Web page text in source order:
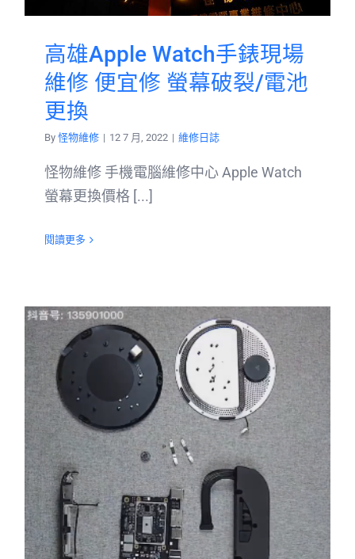
高雄Apple Watch手錶現場
維修 便宜修 螢幕破裂/電池
更換
By 怪物維修 | 12 7 月, 2022 | 維修日誌
怪物維修 手機電腦維修中心 Apple Watch
螢幕更換價格 [...]
閱讀更多